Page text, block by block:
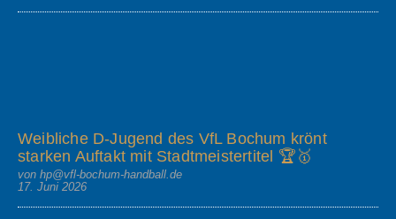
Weibliche D-Jugend des VfL Bochum krönt
starken Auftakt mit Stadtmeistertitel 🏆🥇
von hp@vfl-bochum-handball.de
17. Juni 2026